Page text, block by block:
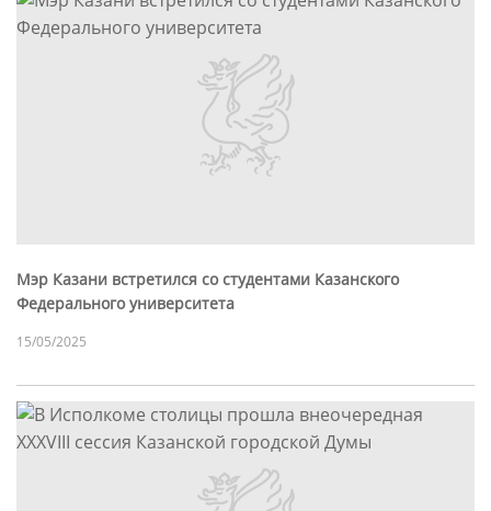
Мэр Казани встретился со студентами Казанского
Федерального университета
15/05/2025